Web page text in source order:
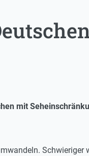
mit
Schwieriger